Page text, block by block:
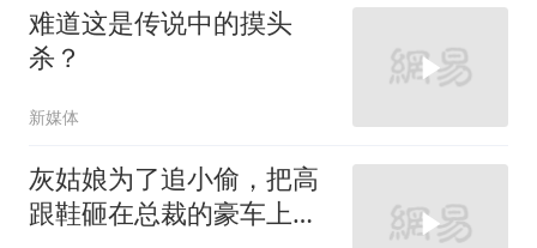
难道这是传说中的摸头
杀？
新媒体
灰姑娘为了追小偷，把高
跟鞋砸在总裁的豪车上，